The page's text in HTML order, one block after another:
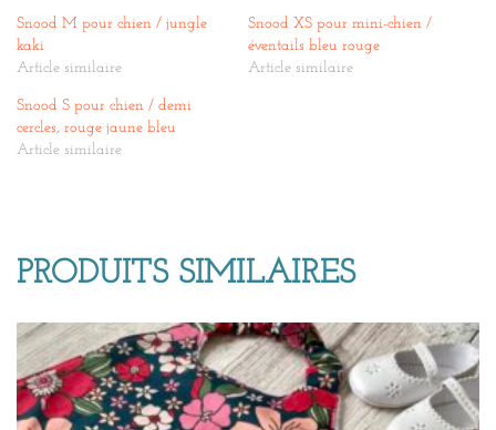
Snood M pour chien / jungle
kaki
Article similaire
Snood XS pour mini-chien /
éventails bleu rouge
Article similaire
Snood S pour chien / demi
cercles, rouge jaune bleu
Article similaire
PRODUITS SIMILAIRES